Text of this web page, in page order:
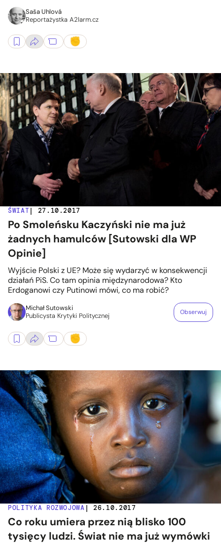
Saša Uhlová
Reportażystka A2larm.cz
ŚWIAT | 27.10.2017
Po Smoleńsku Kaczyński nie ma już
żadnych hamulców [Sutowski dla WP
Opinie]
Wyjście Polski z UE? Może się wydarzyć w konsekwencji
działań PiS. Co tam opinia międzynarodowa? Kto
Erdoganowi czy Putinowi mówi, co ma robić?
Michał Sutowski
Publicysta Krytyki Politycznej
Obserwuj
POLITYKA ROZWOJOWA | 26.10.2017
Co roku umiera przez nią blisko 100
tysięcy ludzi. Świat nie ma już wymówki